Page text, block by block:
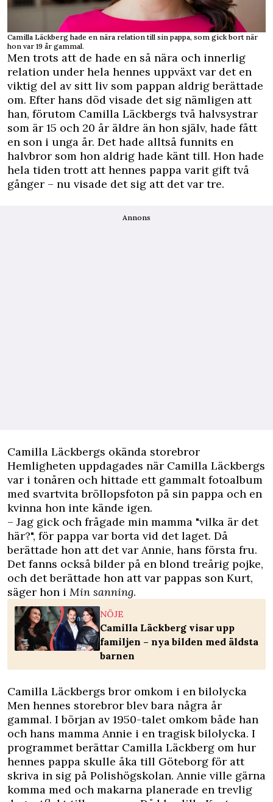
Camilla Läckberg hade en nära relation till sin pappa, som gick bort när
hon var 19 år gammal.
Men trots att de hade en så nära och innerlig
relation under hela hennes uppväxt var det en
viktig del av sitt liv som pappan aldrig berättade
om. Efter hans död visade det sig nämligen att
han, förutom Camilla Läckbergs två halvsystrar
som är 15 och 20 år äldre än hon själv, hade fått
en son i unga år. Det hade alltså funnits en
halvbror som hon aldrig hade känt till. Hon hade
hela tiden trott att hennes pappa varit gift två
gånger – nu visade det sig att det var tre.
Annons
Camilla Läckbergs okända storebror
Hemligheten uppdagades när Camilla Läckbergs
var i tonåren och hittade ett gammalt fotoalbum
med svartvita bröllopsfoton på sin pappa och en
kvinna hon inte kände igen.
– Jag gick och frågade min mamma "vilka är det
här?", för pappa var borta vid det laget. Då
berättade hon att det var Annie, hans första fru.
Det fanns också bilder på en blond treårig pojke,
och det berättade hon att var pappas son Kurt,
säger hon i Min sanning.
NÖJE
Camilla Läckberg visar upp
familjen – nya bilden med äldsta
barnen
Camilla Läckbergs bror omkom i en bilolycka
Men hennes storebror blev bara några år
gammal. I början av 1950-talet omkom både han
och hans mamma Annie i en tragisk bilolycka. I
programmet berättar Camilla Läckberg om hur
hennes pappa skulle åka till Göteborg för att
skriva in sig på Polishögskolan. Annie ville gärna
komma med och makarna planerade en trevlig